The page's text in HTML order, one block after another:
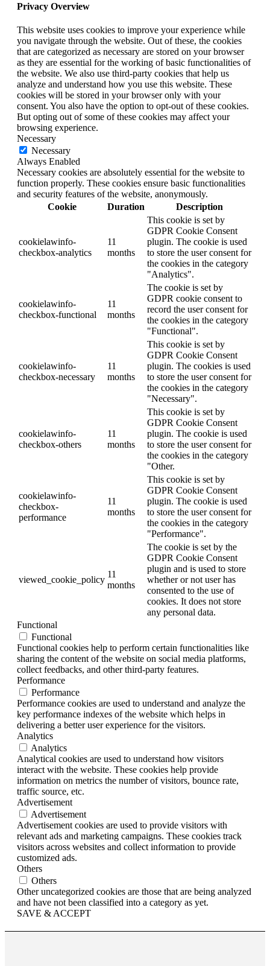
Privacy Overview
This website uses cookies to improve your experience while
you navigate through the website. Out of these, the cookies
that are categorized as necessary are stored on your browser
as they are essential for the working of basic functionalities of
the website. We also use third-party cookies that help us
analyze and understand how you use this website. These
cookies will be stored in your browser only with your
consent. You also have the option to opt-out of these cookies.
But opting out of some of these cookies may affect your
browsing experience.
Necessary
Necessary
Always Enabled
Necessary cookies are absolutely essential for the website to
function properly. These cookies ensure basic functionalities
and security features of the website, anonymously.
Cookie
Duration Description
cookielawinfo-
checkbox-analytics
11
months
This cookie is set by
GDPR Cookie Consent
plugin. The cookie is used
to store the user consent for
the cookies in the category
"Analytics".
cookielawinfo-
checkbox-functional
11
months
The cookie is set by
GDPR cookie consent to
record the user consent for
the cookies in the category
"Functional".
cookielawinfo-
checkbox-necessary
11
months
This cookie is set by
GDPR Cookie Consent
plugin. The cookies is used
to store the user consent for
the cookies in the category
"Necessary".
cookielawinfo-
checkbox-others
11
months
This cookie is set by
GDPR Cookie Consent
plugin. The cookie is used
to store the user consent for
the cookies in the category
"Other.
cookielawinfo-
checkbox-
performance
11
months
This cookie is set by
GDPR Cookie Consent
plugin. The cookie is used
to store the user consent for
the cookies in the category
"Performance".
viewed_cookie_policy
11
months
The cookie is set by the
GDPR Cookie Consent
plugin and is used to store
whether or not user has
consented to the use of
cookies. It does not store
any personal data.
Functional
Functional
Functional cookies help to perform certain functionalities like
sharing the content of the website on social media platforms,
collect feedbacks, and other third-party features.
Performance
Performance
Performance cookies are used to understand and analyze the
key performance indexes of the website which helps in
delivering a better user experience for the visitors.
Analytics
Analytics
Analytical cookies are used to understand how visitors
interact with the website. These cookies help provide
information on metrics the number of visitors, bounce rate,
traffic source, etc.
Advertisement
Advertisement
Advertisement cookies are used to provide visitors with
relevant ads and marketing campaigns. These cookies track
visitors across websites and collect information to provide
customized ads.
Others
Others
Other uncategorized cookies are those that are being analyzed
and have not been classified into a category as yet.
SAVE & ACCEPT